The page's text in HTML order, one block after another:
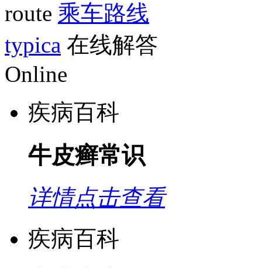
route 乘车路线
typica 在线解答
Online
疾病百科
牛皮癣常识
详情点击查看
疾病百科